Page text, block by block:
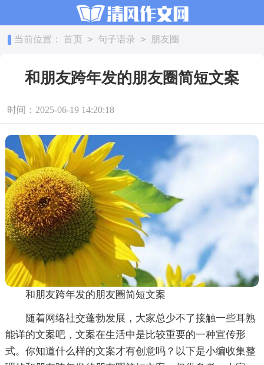
当前位置： 首页 > 句子语录 > 朋友圈
和朋友跨年发的朋友圈简短文案
时间：2025-06-19 14:20:18
和朋友跨年发的朋友圈简短文案
随着网络社交蓬勃发展，大家总少不了接触一些耳熟
能详的文案吧，文案在生活中是比较重要的一种宣传形
式。你知道什么样的文案才有创意吗？以下是小编收集整